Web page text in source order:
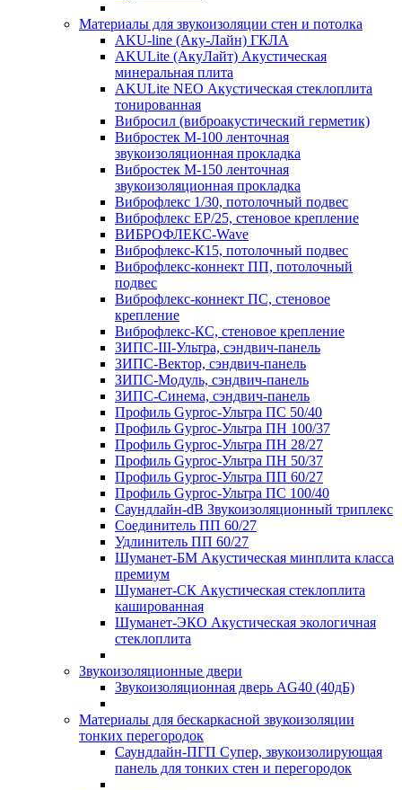
Материалы для звукоизоляции стен и потолка
AKU-line (Aку-Лайн) ГКЛА
AKULite (АкуЛайт) Акустическая
минеральная плита
AKULite NEO Акустическая стеклоплита
тонированная
Вибросил (виброакустический герметик)
Вибростек М-100 ленточная
звукоизоляционная прокладка
Вибростек М-150 ленточная
звукоизоляционная прокладка
Виброфлекс 1/30, потолочный подвес
Виброфлекс EP/25, стеновое крепление
ВИБРОФЛЕКС-Wave
Виброфлекс-К15, потолочный подвес
Виброфлекс-коннект ПП, потолочный
подвес
Виброфлекс-коннект ПС, стеновое
крепление
Виброфлекс-КС, стеновое крепление
ЗИПС-III-Ультра, сэндвич-панель
ЗИПС-Вектор, сэндвич-панель
ЗИПС-Модуль, сэндвич-панель
ЗИПС-Синема, сэндвич-панель
Профиль Gyproc-Ультра ПC 50/40
Профиль Gyproc-Ультра ПН 100/37
Профиль Gyproc-Ультра ПН 28/27
Профиль Gyproc-Ультра ПН 50/37
Профиль Gyproc-Ультра ПП 60/27
Профиль Gyproc-Ультра ПС 100/40
Саундлайн-dB Звукоизоляционный триплекс
Соединитель ПП 60/27
Удлинитель ПП 60/27
Шуманет-БМ Акустическая минплита класса
премиум
Шуманет-СК Акустическая стеклоплита
кашированная
Шуманет-ЭКО Акустическая экологичная
стеклоплита
Звукоизоляционные двери
Звукоизоляционная дверь AG40 (40дБ)
Материалы для бескаркасной звукоизоляции
тонких перегородок
Саундлайн-ПГП Супер, звукоизолирующая
панель для тонких стен и перегородок